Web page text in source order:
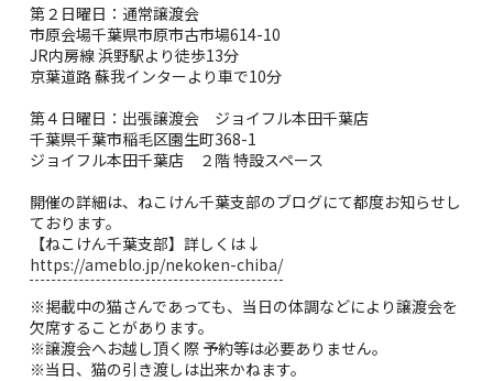
第２日曜日：通常譲渡会
市原会場千葉県市原市古市場614-10
JR内房線 浜野駅より徒歩13分
京葉道路 蘇我インターより車で10分
第４日曜日：出張譲渡会 ジョイフル本田千葉店
千葉県千葉市稲毛区園生町368-1
ジョイフル本田千葉店 ２階 特設スペース
開催の詳細は、ねこけん千葉支部のブログにて都度お知らせし
ております。
【ねこけん千葉支部】詳しくは↓
https://ameblo.jp/nekoken-chiba/
※掲載中の猫さんであっても、当日の体調などにより譲渡会を
欠席することがあります。
※譲渡会へお越し頂く際 予約等は必要ありません。
※当日、猫の引き渡しは出来かねます。